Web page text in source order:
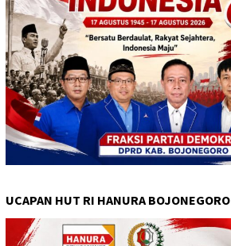
UCAPAN HUT RI HANURA BOJONEGORO